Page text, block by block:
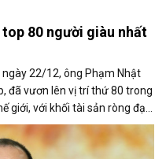
80 người giàu nhất
22/12, ông Phạm Nhật
đã vươn lên vị trí thứ 80 trong
giới, với khối tài sản ròng đạt
đó một ngày, tài sản của ông
đánh dấu mức xếp hạng